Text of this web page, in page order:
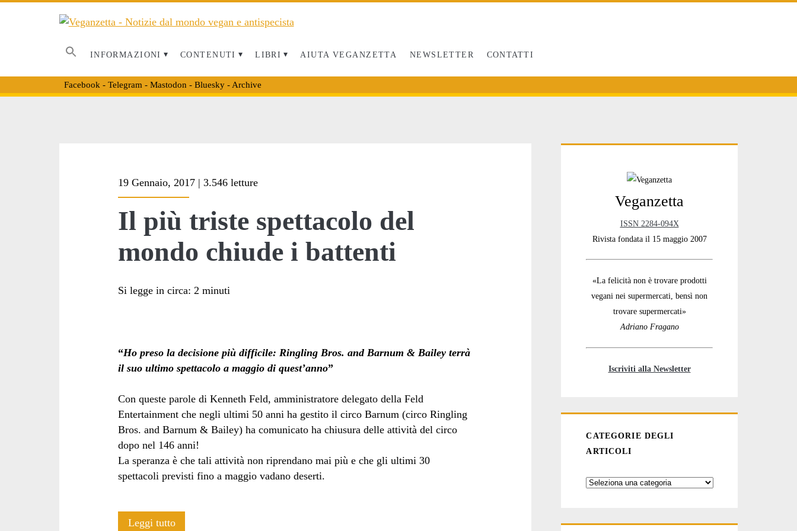
INFORMAZIONI CONTENUTI LIBRI AIUTA VEGANZETTA NEWSLETTER CONTATTI
Facebook - Telegram - Mastodon - Bluesky- Archive
<span>circo
Ringling
Bros</span>
19 Gennaio, 2017 | 3.546 letture
Il più triste spettacolo del
mondo chiude i battenti
Si legge in circa: 2 minuti
“Ho preso la decisione più difficile: Ringling Bros. and Barnum & Bailey terrà
il suo ultimo spettacolo a maggio di quest’anno”
Con queste parole di Kenneth Feld, amministratore delegato della Feld
Entertainment che negli ultimi 50 anni ha gestito il circo Barnum (circo Ringling
Bros. and Barnum & Bailey) ha comunicato ha chiusura delle attività del circo
dopo nel 146 anni!
La speranza è che tali attività non riprendano mai più e che gli ultimi 30
spettacoli previsti fino a maggio vadano deserti.
Leggi tuttoIl
Primary
Sidebar
Veganzetta
ISSN 2284-094X
Rivista fondata il 15 maggio 2007
«La felicità non è trovare prodotti
vegani nei supermercati, bensì non
trovare supermercati»
Adriano Fragano
Iscriviti alla Newsletter
CATEGORIE DEGLI
ARTICOLI
Categorie